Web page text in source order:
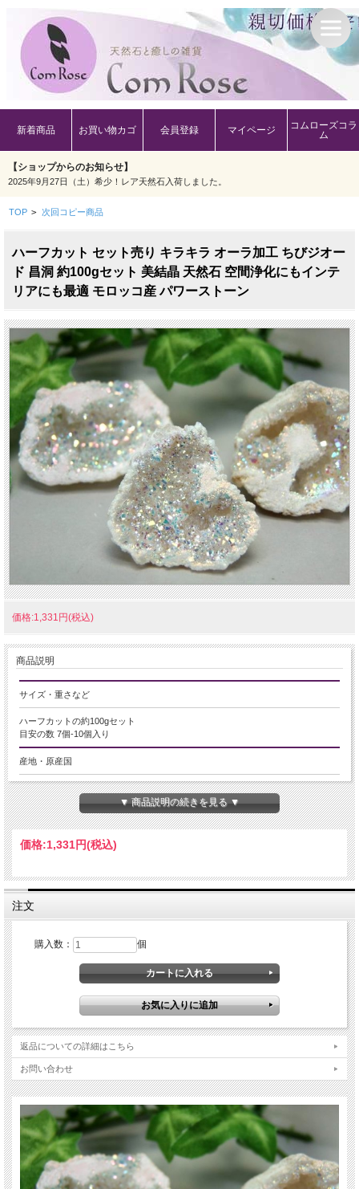
新着商品 お買い物カゴ 会員登録 マイページ
コムローズコラ
ム
【ショップからのお知らせ】
2025年9月27日（土）希少！レア天然石入荷しました。
TOP > 次回コピー商品
ハーフカット セット売り キラキラ オーラ加工 ちびジオー
ド 昌洞 約100gセット 美結晶 天然石 空間浄化にもインテ
リアにも最適 モロッコ産 パワーストーン
価格:1,331円(税込)
商品説明
サイズ・重さなど
ハーフカットの約100gセット
目安の数 7個-10個入り
産地・原産国
モロッコ産
グレードなど
水晶 ジオード(昌洞)
商品説明
水晶 ジオード(昌洞) クラスター
超お買い得！キラキラ感たっぷりな水晶ジオードクラスターが入荷しました！
ジオードは中が空洞になっている石のことで、ほとんどのジオードの内側は水晶
やアメジスト、瑪瑙といった鉱物で覆われており、水晶等の結晶が内側に向けて
成長します。
【意味合い・云われ・伝承等】
日本を代表する国石で、遥か昔には水精と呼ばれ、精霊が宿る石【霊石】とし
強力な浄化作用から、他の天然石の浄化や空間の浄化、石同士の調和など、様々
な用途に用いられています。
ご注意事項
※サイズは目安です。 細かな誤差が出る場合があります。
※天然石ですので細かなカケや凹み、歪な部分やクラックなどがある場合があり
ます。
▼ 商品説明の続きを見る ▼
価格:1,331円(税込)
注文
購入数： 個
返品についての詳細はこちら
お問い合わせ